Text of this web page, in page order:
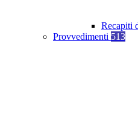
Recapiti
Provvedimenti 513